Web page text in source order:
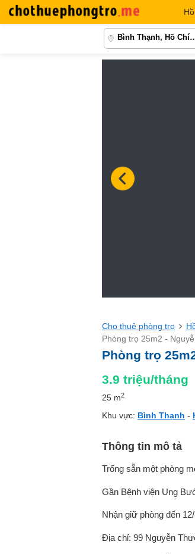
Bình Thạnh,
Cho thuê phòng trọ
Phòng trọ 25m2 -
Phòng trọ
3.9 triệu/tháng
25 m2
Khu vực: Bình Thạnh -
Thông tin mô tả
Trống sẵn một phòng
Gần Bệnh viện Ung
Nhận giữ phòng đến
Địa chỉ: 99 Nguyễn